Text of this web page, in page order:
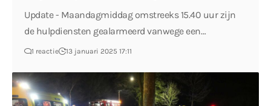
Update - Maandagmiddag omstreeks 15.40 uur zijn
de hulpdiensten gealarmeerd vanwege een…
1 reactie 13 januari 2025 17:11